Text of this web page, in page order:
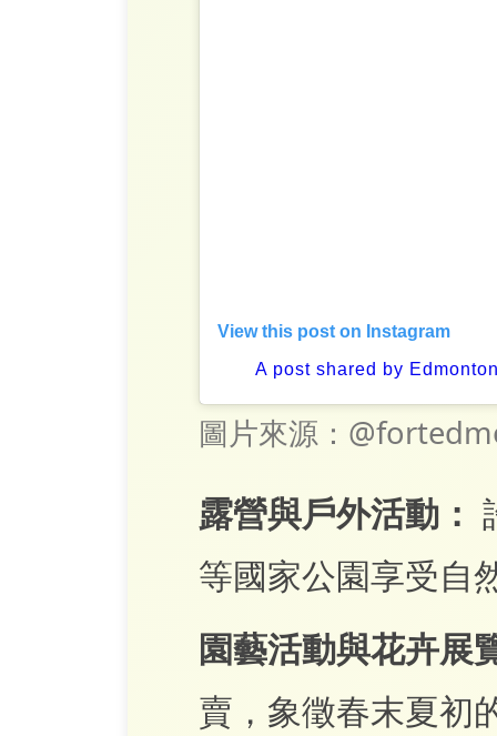
View this post on Instagram
A post shared by
圖片來源：
露營與戶外活動：
等國家公園享受自
園藝活動與花卉展
賣，象徵春末夏初